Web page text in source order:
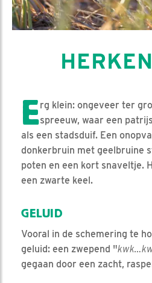
Erg klein: ongeveer ter
spreeuw, waar een
als een stadsduif. Een
donkerbruin met geelbruine
poten en een kort snaveltje.
een zwarte keel.
GELUID
Vooral in de schemering te
geluid: een zwepend "
gegaan door een zacht,